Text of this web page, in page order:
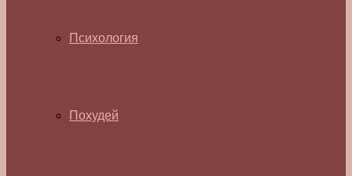
Психология
Похудей